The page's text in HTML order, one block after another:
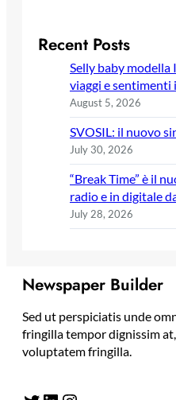
Recent Posts
Selly baby modella
viaggi e sentimenti
August 5, 2026
SVOSIL: il nuovo
July 30, 2026
“Break Time” è il
radio e in digitale
July 28, 2026
Newspaper Builder
Sed ut perspiciatis unde
fringilla tempor dignissim
voluptatem fringilla.